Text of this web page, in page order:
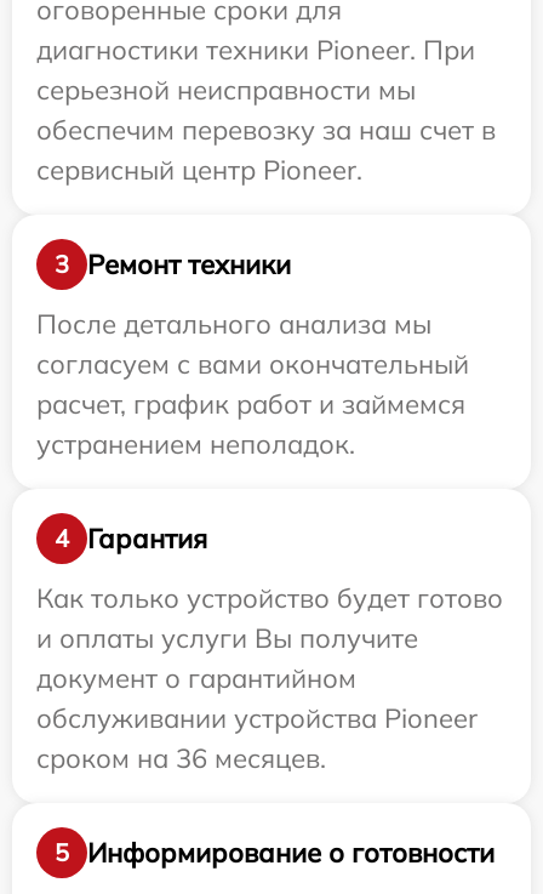
оговоренные сроки для
диагностики техники Pioneer. При
серьезной неисправности мы
обеспечим перевозку за наш счет в
сервисный центр Pioneer.
3
Ремонт техники
После детального анализа мы
согласуем с вами окончательный
расчет, график работ и займемся
устранением неполадок.
4
Гарантия
Как только устройство будет готово
и оплаты услуги Вы получите
документ о гарантийном
обслуживании устройства Pioneer
сроком на 36 месяцев.
5
Информирование о готовности